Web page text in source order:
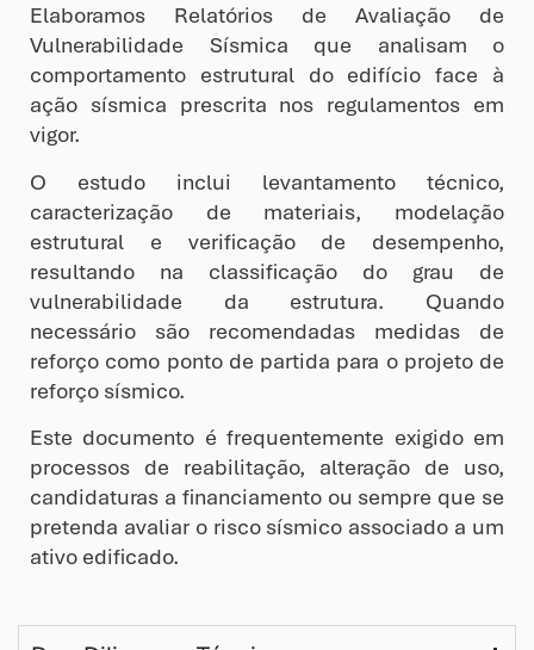
Elaboramos Relatórios de Avaliação de
Vulnerabilidade Sísmica que analisam o
comportamento estrutural do edifício face à
ação sísmica prescrita nos regulamentos em
vigor.
O estudo inclui levantamento técnico,
caracterização de materiais, modelação
estrutural e verificação de desempenho,
resultando na classificação do grau de
vulnerabilidade da estrutura. Quando
necessário são recomendadas medidas de
reforço como ponto de partida para o projeto de
reforço sísmico.
Este documento é frequentemente exigido em
processos de reabilitação, alteração de uso,
candidaturas a financiamento ou sempre que se
pretenda avaliar o risco sísmico associado a um
ativo edificado.